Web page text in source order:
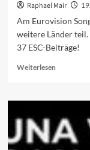
Raphael Mair
Am Eurovision
weitere Länder
37 ESC-Beiträge!
WeiterlesenRead
Ranking
ESC-
Beiträge
2023